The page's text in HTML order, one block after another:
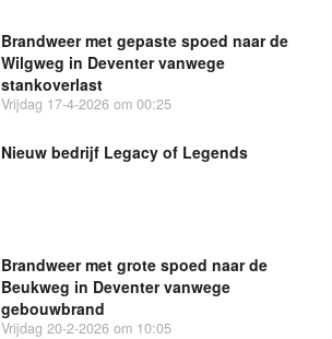
Brandweer met gepaste spoed naar de
Wilgweg in Deventer vanwege
stankoverlast
Vrijdag 17-4-2026 om 00:25
Nieuw bedrijf Legacy of Legends
Brandweer met grote spoed naar de
Beukweg in Deventer vanwege
gebouwbrand
Vrijdag 20-2-2026 om 10:05